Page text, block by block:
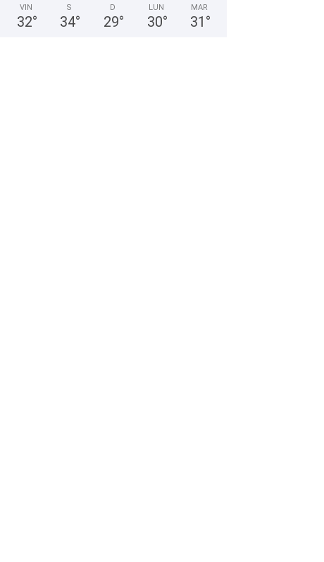
VIN
32°
S
34°
D
29°
LUN
30°
MAR
31 °